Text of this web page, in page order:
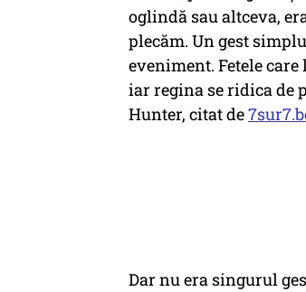
oglindă sau altceva,
plecăm. Un gest
eveniment. Fetele
iar regina se ridica de
Hunter, citat de
Dar nu era singurul